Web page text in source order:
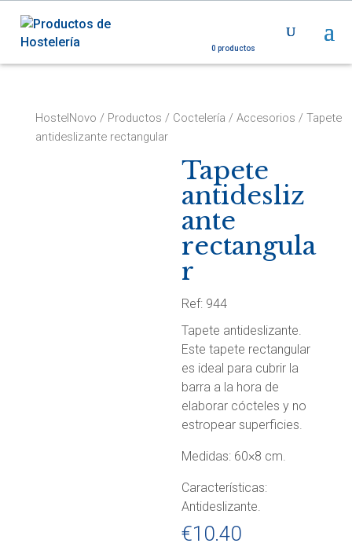
0 productos
HostelNovo / Productos / Coctelería / Accesorios / Tapete
antideslizante rectangular
Tapete
antidesliz
ante
rectangula
r
Ref: 944
Tapete antideslizante.
Este tapete rectangular
es ideal para cubrir la
barra a la hora de
elaborar cócteles y no
estropear superficies.
Medidas: 60×8 cm.
Características:
Antideslizante.
€10.40